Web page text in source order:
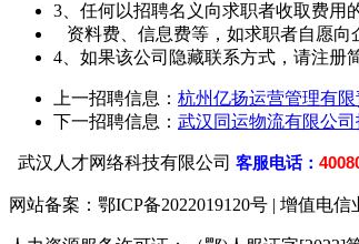
3、任何以招聘名义向求职者收取费用
资料费、信息费等，如求职者自愿向
4、如果该公司隐藏联系方式，请注册
上一招聘信息： 杭州亿扬运营管理有
下一招聘信息： 武汉同运物流有限公
武汉人才网络科技有限公司 客服电话：
网站备案： 鄂ICP备2022019120号 | 增值电信